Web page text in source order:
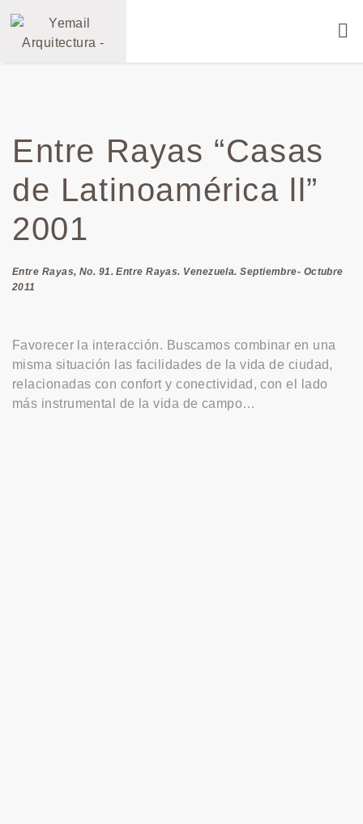
Entre Rayas “Casas
de Latinoamérica ll”
2001
Entre Rayas, No. 91. Entre Rayas. Venezuela. Septiembre- Octubre
2011
Favorecer la interacción. Buscamos combinar en una
misma situación las facilidades de la vida de ciudad,
relacionadas con confort y conectividad, con el lado
más instrumental de la vida de campo…